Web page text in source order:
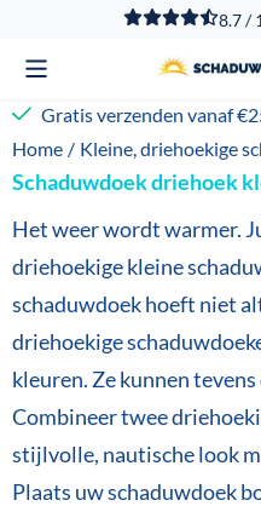
Cookievoorkeuren zijn 8.7 /
Gratis verzenden vanaf
Home / Kleine, driehoekige
Schaduwdoek driehoek
Het weer wordt warmer.
driehoekige kleine
schaduwdoek hoeft niet
driehoekige
kleuren. Ze kunnen
Combineer twee
stijlvolle, nautische look
Plaats uw schaduwdoek